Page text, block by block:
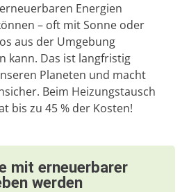
Energien
– oft mit Sonne oder
aus der Umgebung
kann. Das ist langfristig
Planeten und macht
Beim Heizungstausch
bis zu 45 % der Kosten!
mit erneuerbarer
werden